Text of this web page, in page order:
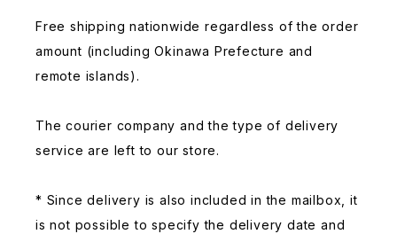
Free shipping nationwide regardless of the order
amount (including Okinawa Prefecture and
remote islands).
The courier company and the type of delivery
service are left to our store.
* Since delivery is also included in the mailbox, it
is not possible to specify the delivery date and